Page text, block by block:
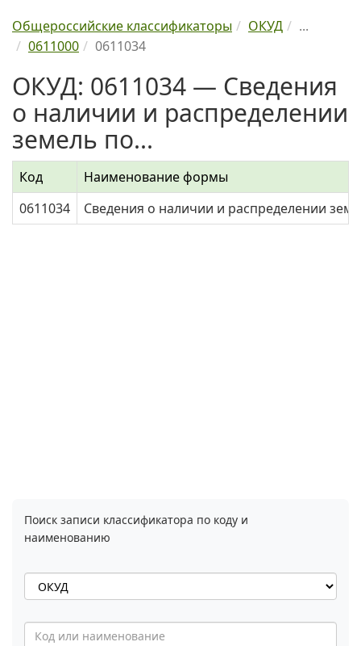
Общероссийские классификаторы ОКУД
...
0611000
0611034
ОКУД: 0611034 — Сведения
о наличии и распределении
земель по...
Код
Наименование формы
0611034
Сведения о наличии и распределении
Поиск записи классификатора по коду и
наименованию